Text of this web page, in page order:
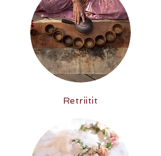
Retriitit